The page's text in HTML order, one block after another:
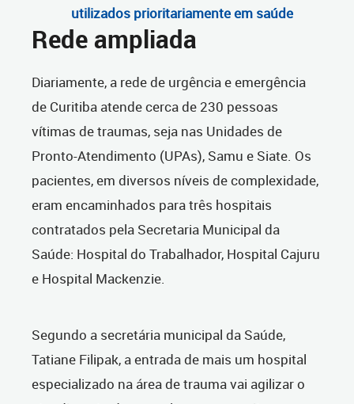
utilizados prioritariamente em saúde
Rede ampliada
Diariamente, a rede de urgência e emergência
de Curitiba atende cerca de 230 pessoas
vítimas de traumas, seja nas Unidades de
Pronto-Atendimento (UPAs), Samu e Siate. Os
pacientes, em diversos níveis de complexidade,
eram encaminhados para três hospitais
contratados pela Secretaria Municipal da
Saúde: Hospital do Trabalhador, Hospital Cajuru
e Hospital Mackenzie.
Segundo a secretária municipal da Saúde,
Tatiane Filipak, a entrada de mais um hospital
especializado na área de trauma vai agilizar o